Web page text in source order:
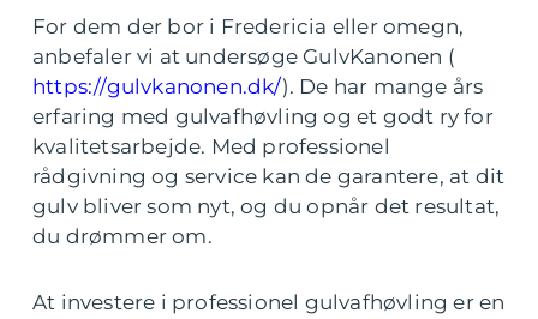
For dem der bor i Fredericia eller omegn,
anbefaler vi at undersøge GulvKanonen (
https://gulvkanonen.dk/). De har mange års
erfaring med gulvafhøvling og et godt ry for
kvalitetsarbejde. Med professionel
rådgivning og service kan de garantere, at dit
gulv bliver som nyt, og du opnår det resultat,
du drømmer om.
At investere i professionel gulvafhøvling er en